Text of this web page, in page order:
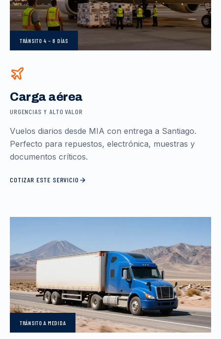
TRÁNSITO4 – 8 DÍAS
Carga aérea
URGENCIAS Y ALTO VALOR
Vuelos diarios desde MIA con entrega a Santiago.
Perfecto para repuestos, electrónica, muestras y
documentos críticos.
COTIZAR ESTE SERVICIO
TRÁNSITOA MEDIDA